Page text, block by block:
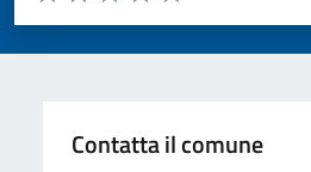
Valuta 5 stelle su 5
Valuta 4 stelle su 5
Valuta 3 stelle su 5
Valuta 2 stelle su 5
Valuta 1 stelle su 5
Contatta il comune